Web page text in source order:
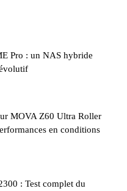
Pro : un NAS hybride
MOVA Z60 Ultra Roller
en conditions
: Test complet du